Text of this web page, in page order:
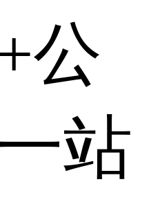
公
站